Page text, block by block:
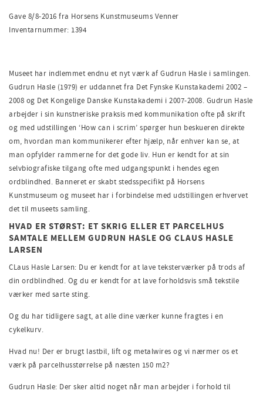
Gave 8/8-2016 fra Horsens Kunstmuseums Venner
Inventarnummer: 1394
Museet har indlemmet endnu et nyt værk af Gudrun Hasle i samlingen.
Gudrun Hasle (1979) er uddannet fra Det Fynske Kunstakademi 2002 –
2008 og Det Kongelige Danske Kunstakademi i 2007-2008. Gudrun Hasle
arbejder i sin kunstneriske praksis med kommunikation ofte på skrift
og med udstillingen ‘How can i scrim’ spørger hun beskueren direkte
om, hvordan man kommunikerer efter hjælp, når enhver kan se, at
man opfylder rammerne for det gode liv. Hun er kendt for at sin
selvbiografiske tilgang ofte med udgangspunkt i hendes egen
ordblindhed. Banneret er skabt stedsspecifikt på Horsens
Kunstmuseum og museet har i forbindelse med udstillingen erhvervet
det til museets samling.
HVAD ER STØRST: ET SKRIG ELLER ET PARCELHUS
SAMTALE MELLEM GUDRUN HASLE OG CLAUS HASLE
LARSEN
CLaus Hasle Larsen: Du er kendt for at lave teksterværker på trods af
din ordblindhed. Og du er kendt for at lave forholdsvis små tekstile
værker med sarte sting.
Og du har tidligere sagt, at alle dine værker kunne fragtes i en
cykelkurv.
Hvad nu! Der er brugt lastbil, lift og metalwires og vi nærmer os et
værk på parcelhusstørrelse på næsten 150 m2?
Gudrun Hasle: Der sker altid noget når man arbejder i forhold til